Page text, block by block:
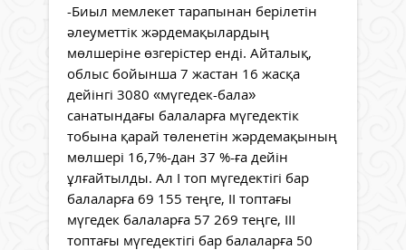
-Биыл мемлекет тарапынан берілетін
әлеуметтік жәрдемақылардың
мөлшеріне өзгерістер енді. Айталық,
облыс бойынша 7 жастан 16 жасқа
дейінгі 3080 «мүгедек-бала»
санатындағы балаларға мүгедектік
тобына қарай төленетін жәрдемақының
мөлшері 16,7%-дан 37 %-ға дейін
ұлғайтылды. Ал I топ мүгедектігі бар
балаларға 69 155 теңге, II топтағы
мүгедек балаларға 57 269 теңге, III
топтағы мүгедектігі бар балаларға 50